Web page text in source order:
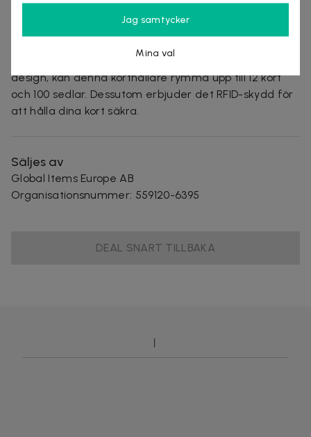
funktionalitet och elegans. Tillverkad av rostfritt stål
ger ett sofistikerat intryck. Trots sin smala och lätta
design, kan denna korthållare rymma upp till 12 kort
och 100 sedlar. Dessutom erbjuder det RFID-skydd för
att hålla dina kort säkra.
Säljes av
Global Items Europe AB
Organisationsnummer: 559120-6395
DEAL SNART TILLBAKA
Jag samtycker
Mina val